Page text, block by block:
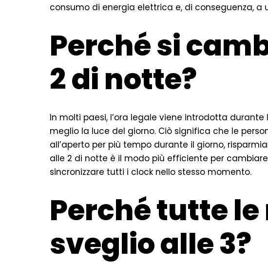
consumo di energia elettrica e, di conseguenza,
Perché si
2 di notte?
In molti paesi, l’ora legale viene introdotta
meglio la luce del giorno. Ciò significa che le
all’aperto per più tempo durante il giorno,
alle 2 di notte è il modo più efficiente per
sincronizzare tutti i clock nello stesso momento.
Perché tutte
sveglio alle 3?